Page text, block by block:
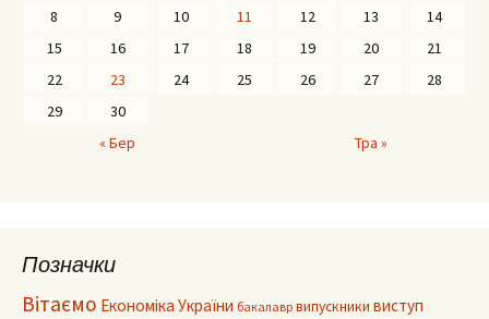
« Бер Тра »
8
9 10 11 12 13
14
15
16 17 18 19 20
21
22
23 24 25 26 27
28
29
30
Позначки
Вітаємо Економіка України бакалавр випускники виступ